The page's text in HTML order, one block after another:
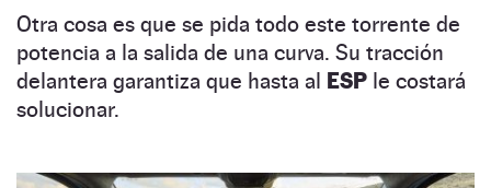
Otra cosa es que se pida todo este torrente de
potencia a la salida de una curva. Su tracción
delantera garantiza que hasta al ESP le costará
solucionar.